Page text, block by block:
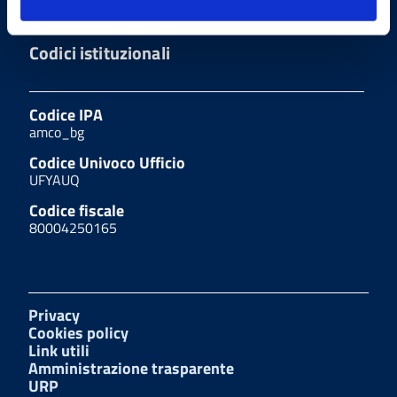
Codici istituzionali
Codice IPA
amco_bg
Codice Univoco Ufficio
UFYAUQ
Codice fiscale
80004250165
Privacy
Cookies policy
Link utili
Amministrazione trasparente
URP